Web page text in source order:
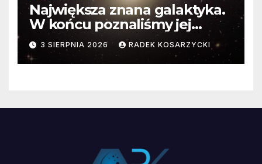
Największa znana galaktyka.
W końcu poznaliśmy jej
faktyczne wymiary
3 SIERPNIA 2026 RADEK KOSARZYCKI